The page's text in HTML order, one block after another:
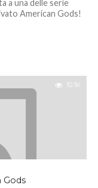
a una delle serie
American Gods!
10.1K
Gods